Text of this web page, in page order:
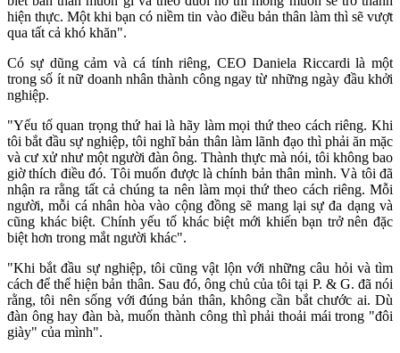
hiện thực. Một khi bạn có niềm tin vào điều bản thân làm thì sẽ vượt
qua tất cả khó khăn".
Có sự dũng cảm và cá tính riêng, CEO Daniela Riccardi là một
trong số ít nữ doanh nhân thành công ngay từ những ngày đầu khởi
nghiệp.
"Yếu tố quan trọng thứ hai là hãy làm mọi thứ theo cách riêng. Khi
tôi bắt đầu sự nghiệp, tôi nghĩ bản thân làm lãnh đạo thì phải ăn mặc
và cư xử như một người đàn ông. Thành thực mà nói, tôi không bao
giờ thích điều đó. Tôi muốn được là chính bản thân mình. Và tôi đã
nhận ra rằng tất cả chúng ta nên làm mọi thứ theo cách riêng. Mỗi
người, mỗi cá nhân hòa vào cộng đồng sẽ mang lại sự đa dạng và
cũng khác biệt. Chính yếu tố khác biệt mới khiến bạn trở nên đặc
biệt hơn trong mắt người khác".
"Khi bắt đầu sự nghiệp, tôi cũng vật lộn với những câu hỏi và tìm
cách để thể hiện bản thân. Sau đó, ông chủ của tôi tại P. & G. đã nói
rằng, tôi nên sống với đúng bản thân, không cần bắt chước ai. Dù
đàn ông hay đàn bà, muốn thành công thì phải thoải mái trong "đôi
giày" của mình".